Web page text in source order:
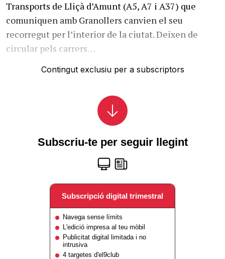
Transports de Lliçà d’Amunt (A5, A7 i A37) que
comuniquen amb Granollers canvien el seu
recorregut per l’interior de la ciutat. Deixen de
circular pels carrers…
Contingut exclusiu per a subscriptors